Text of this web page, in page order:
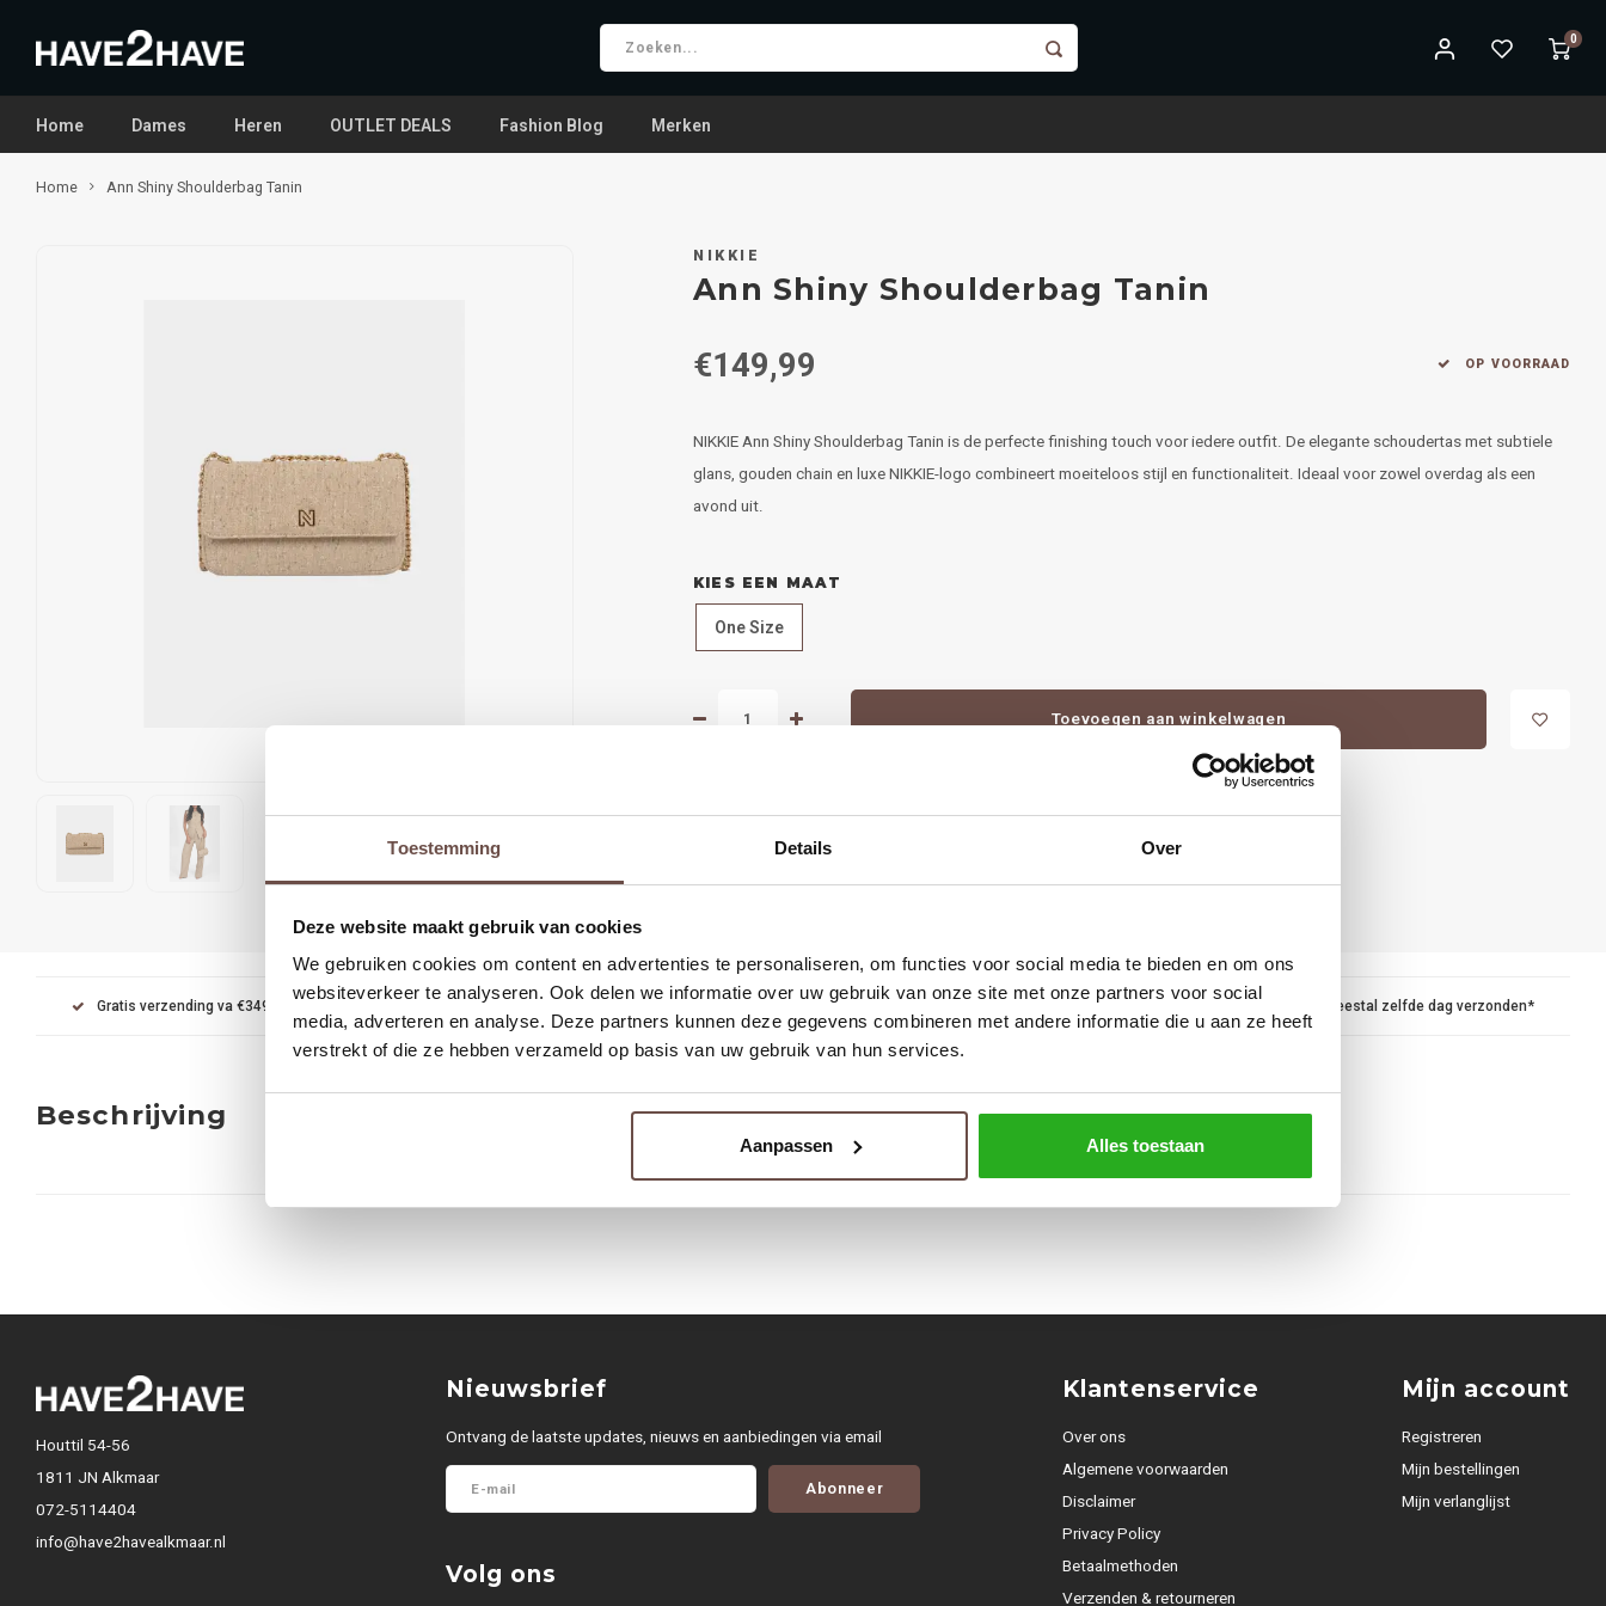
Toestemming Details Over
Deze website maakt gebruik van cookies
We gebruiken cookies om content en advertenties te personaliseren, om functies voor social media te bieden en om ons
websiteverkeer te analyseren. Ook delen we informatie over uw gebruik van onze site met onze partners voor social
media, adverteren en analyse. Deze partners kunnen deze gegevens combineren met andere informatie die u aan ze heeft
verstrekt of die ze hebben verzameld op basis van uw gebruik van hun services.
Aanpassen Alles toestaan
0
Home Dames Heren OUTLET DEALS Fashion Blog Merken
Home Ann Shiny Shoulderbag Tanin
NIKKIE
Ann Shiny Shoulderbag Tanin
€149,99 OP VOORRAAD
NIKKIE Ann Shiny Shoulderbag Tanin is de perfecte finishing touch voor iedere outfit. De elegante schoudertas met subtiele
glans, gouden chain en luxe NIKKIE-logo combineert moeiteloos stijl en functionaliteit. Ideaal voor zowel overdag als een
avond uit.
KIES EEN MAAT
One Size
Toevoegen aan winkelwagen
Gratis verzending va €349 Achteraf betalen met Klarna Groot deel van de collectie hebben we ook in de winkel in Alkmaar Voor 15.00 besteld, meestal zelfde dag verzonden*
Beschrijving
Houttil 54-56
1811 JN Alkmaar
072-5114404
info@have2havealkmaar.nl
Nieuwsbrief
Ontvang de laatste updates, nieuws en aanbiedingen via email
Abonneer
Volg ons
Klantenservice
Over ons
Algemene voorwaarden
Disclaimer
Privacy Policy
Betaalmethoden
Verzenden & retourneren
Mijn account
Registreren
Mijn bestellingen
Mijn verlanglijst